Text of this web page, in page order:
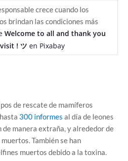
crece cuando los
brindan las condiciones más
Welcome to all and thank you
! ツ en Pixabay
de rescate de mamíferos
300 informes al día de leones
de manera extraña, y alrededor de
También se han
muertos debido a la toxina.